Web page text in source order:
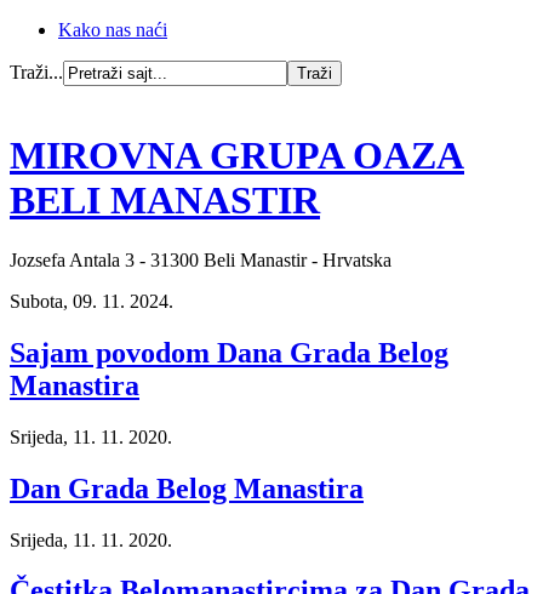
Kako nas naći
Traži...
MIROVNA GRUPA OAZA
BELI MANASTIR
Jozsefa Antala 3 - 31300 Beli Manastir - Hrvatska
Subota, 09. 11. 2024.
Sajam povodom Dana Grada Belog
Manastira
Srijeda, 11. 11. 2020.
Dan Grada Belog Manastira
Srijeda, 11. 11. 2020.